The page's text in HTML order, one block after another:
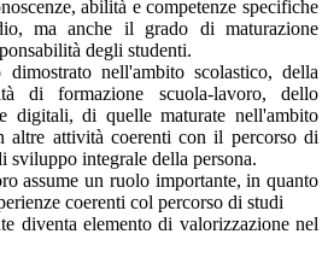
abilità e competenze specifiche
ma anche il grado di maturazione
degli studenti.
dimostrato nell'ambito scolastico, della
di formazione scuola-lavoro, dello
digitali, di quelle maturate nell'ambito
altre attività coerenti con il percorso di
sviluppo integrale della persona.
assume un ruolo importante, in quanto
coerenti col percorso di studi
diventa elemento di valorizzazione nel